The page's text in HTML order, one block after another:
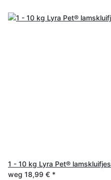
1 - 10 kg Lyra Pet® lamskluifjes
weg 18,99 € *